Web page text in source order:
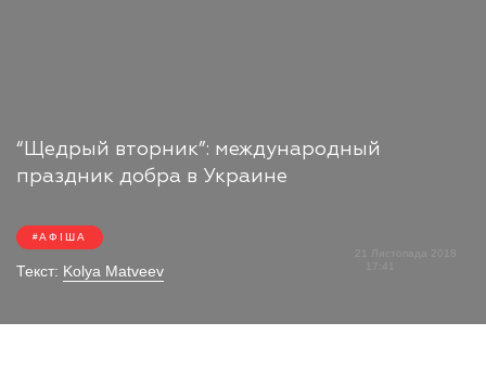
“Щедрый вторник”: международный
праздник добра в Украине
АФІША
Текст: Kolya Matveev
21 Листопада 2018
17:41